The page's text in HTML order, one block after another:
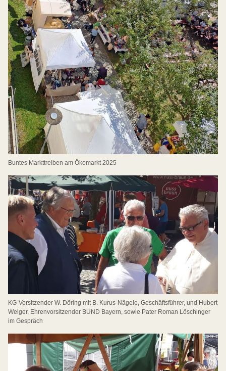
Buntes Markttreiben am Ökomarkt 2025
KG-Vorsitzender W. Döring mit B. Kurus-Nägele, Geschäftsführer, und Hubert
Weiger, Ehrenvorsitzender BUND Bayern, sowie Pater Roman Löschinger
im Gespräch